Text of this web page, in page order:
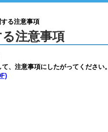
る注意事項
注意事項
、注意事項にしたがってください。